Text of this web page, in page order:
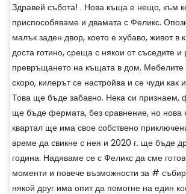
Здравей събота! . Нова къща е нещо, към
приспособяваме и двамата с Феликс.
малък заден двор, което е хубаво, живот в
доста готино, среща с някои от съседите и
превръщането на къщата в дом. Мебелите
скоро, килерът се настройва и се чуди как
Това ще бъде забавно. Нека си признаем,
ще бъде фермата, без сравнение, но нова
квартал ще има свое собствено
време да свикне с нея и 2020 г. ще бъде
година. Надяваме се с Феликс да сме
моменти и повече възможности за #
някой друг има опит да помогне на един